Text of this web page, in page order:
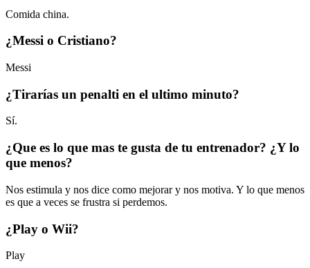
Comida china.
¿Messi o Cristiano?
Messi
¿Tirarías un penalti en el ultimo minuto?
Sí.
¿Que es lo que mas te gusta de tu entrenador? ¿Y lo
que menos?
Nos estimula y nos dice como mejorar y nos motiva. Y lo que menos
es que a veces se frustra si perdemos.
¿Play o Wii?
Play